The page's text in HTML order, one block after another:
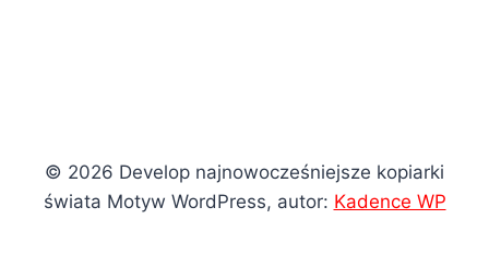
© 2026 Develop najnowocześniejsze kopiarki
świata Motyw WordPress, autor: Kadence WP